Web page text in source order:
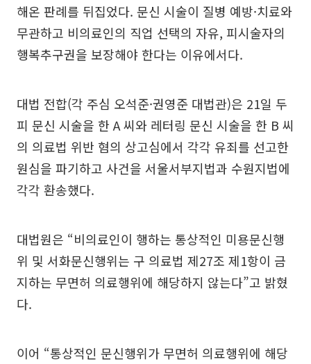
해온 판례를 뒤집었다. 문신 시술이 질병 예방·치료와
무관하고 비의료인의 직업 선택의 자유, 피시술자의
행복추구권을 보장해야 한다는 이유에서다.
대법 전합(각 주심 오석준·권영준 대법관)은 21일 두
피 문신 시술을 한 A 씨와 레터링 문신 시술을 한 B 씨
의 의료법 위반 혐의 상고심에서 각각 유죄를 선고한
원심을 파기하고 사건을 서울서부지법과 수원지법에
각각 환송했다.
대법원은 “비의료인이 행하는 통상적인 미용문신행
위 및 서화문신행위는 구 의료법 제27조 제1항이 금
지하는 무면허 의료행위에 해당하지 않는다”고 밝혔
다.
이어 “통상적인 문신행위가 무면허 의료행위에 해당